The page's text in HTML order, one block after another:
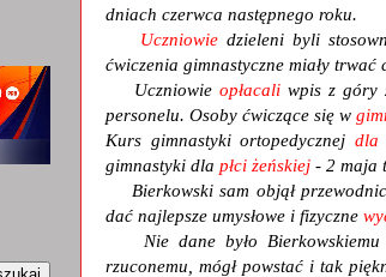
dniach czerwca następnego roku.
Uczniowiedzieleni byli
ćwiczenia gimnastyczne miały
Uczniowie opłacali wpis z góry
personelu. Osoby ćwiczące się w
Kurs gimnastyki ortopedycznej dla
gimnastyki dla płci żeńskiej - 2 maja
Bierkowski sam objął
dać najlepsze umysłowe i fizyczne
Nie dane było Bierkowskiemu
rzuconemu, mógł powstać i tak